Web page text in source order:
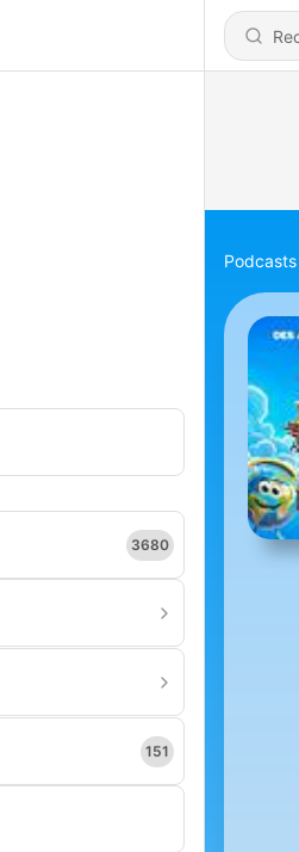
3680
151
Podcasts